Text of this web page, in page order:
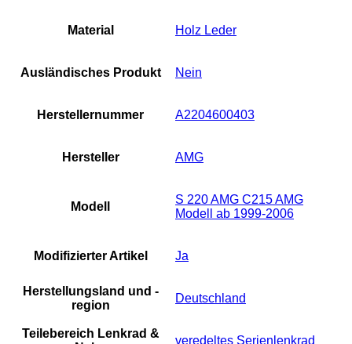
Material Holz Leder
Ausländisches Produkt Nein
Herstellernummer A2204600403
Hersteller AMG
Modell
S 220 AMG C215 AMG
Modell ab 1999-2006
Modifizierter Artikel Ja
Herstellungsland und -
region
Deutschland
Teilebereich Lenkrad &
veredeltes Serienlenkrad